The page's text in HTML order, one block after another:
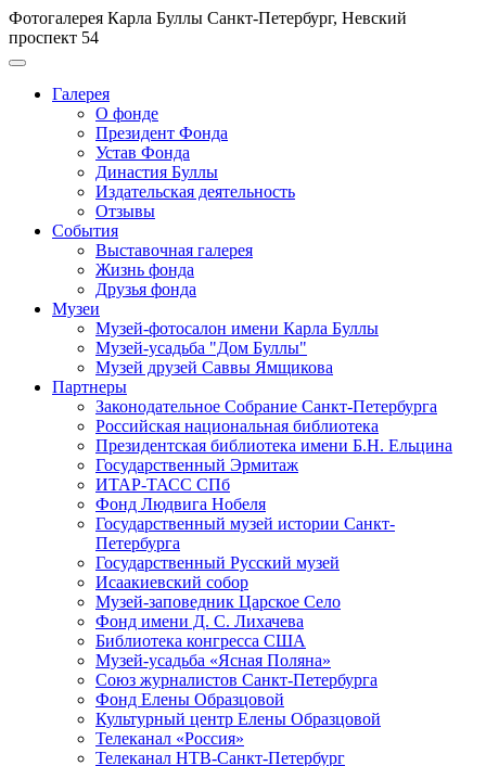
Фотогалерея Карла Буллы Санкт-Петербург, Невский
проспект 54
Галерея
О фонде
Президент Фонда
Устав Фонда
Династия Буллы
Издательская деятельность
Отзывы
События
Выставочная галерея
Жизнь фонда
Друзья фонда
Музеи
Музей-фотосалон имени Карла Буллы
Музей-усадьба "Дом Буллы"
Музей друзей Саввы Ямщикова
Партнеры
Законодательное Собрание Санкт-Петербурга
Российская национальная библиотека
Президентская библиотека имени Б.Н. Ельцина
Государственный Эрмитаж
ИТАР-ТАСС СПб
Фонд Людвига Нобеля
Государственный музей истории Санкт-
Петербурга
Государственный Русский музей
Исаакиевский собор
Музей-заповедник Царское Село
Фонд имени Д. С. Лихачева
Библиотека конгресса США
Музей-усадьба «Ясная Поляна»
Союз журналистов Санкт-Петербурга
Фонд Елены Образцовой
Культурный центр Елены Образцовой
Телеканал «Россия»
Телеканал НТВ-Санкт-Петербург